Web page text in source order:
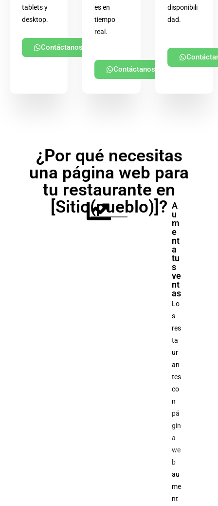
tablets y
desktop.
Contáctanos
es en
tiempo
real.
Contáctanos
disponibili
dad.
¿Por qué necesitas
una página web para
tu restaurante en
[Sitio(pueblo)]? A
u
m
e
nt
a
tu
s
ve
nt
as
Lo
s
res
ta
ur
an
tes
co
n
pá
gin
a
we
b
au
me
nt